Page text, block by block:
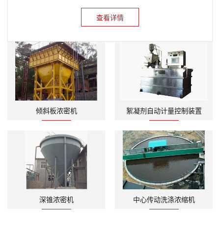
查看详情
倾斜板浓密机
深锥浓密机
絮凝剂自动计量控制装置
中心传动洗涤浓缩机